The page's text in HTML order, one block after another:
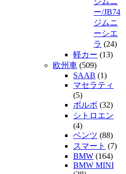
ー/JB74
ジムニ
ーシエ
ラ (24)
軽カー (13)
欧州車 (509)
SAAB (1)
マセラティ
(5)
ボルボ (32)
シトロエン
(4)
ベンツ (88)
スマート (7)
BMW (164)
BMW MINI